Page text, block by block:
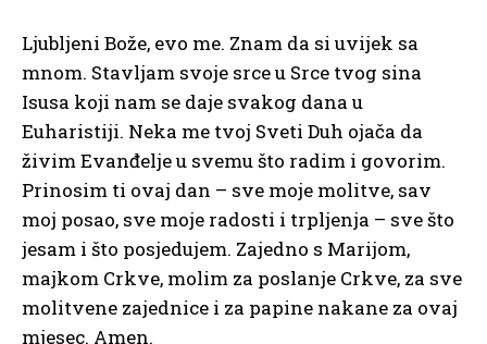
Ljubljeni Bože, evo me. Znam da si uvijek sa
mnom. Stavljam svoje srce u Srce tvog sina
Isusa koji nam se daje svakog dana u
Euharistiji. Neka me tvoj Sveti Duh ojača da
živim Evanđelje u svemu što radim i govorim.
Prinosim ti ovaj dan – sve moje molitve, sav
moj posao, sve moje radosti i trpljenja – sve što
jesam i što posjedujem. Zajedno s Marijom,
majkom Crkve, molim za poslanje Crkve, za sve
molitvene zajednice i za papine nakane za ovaj
mjesec. Amen.